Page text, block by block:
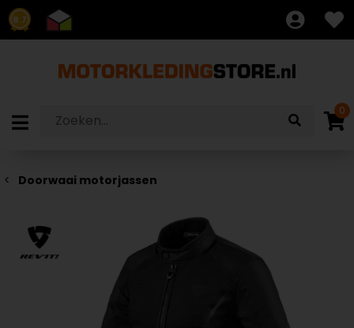
8.7
0
Doorwaai motorjassen